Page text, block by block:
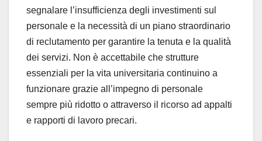
segnalare l’insufficienza degli investimenti sul
personale e la necessità di un piano straordinario
di reclutamento per garantire la tenuta e la qualità
dei servizi. Non è accettabile che strutture
essenziali per la vita universitaria continuino a
funzionare grazie all’impegno di personale
sempre più ridotto o attraverso il ricorso ad appalti
e rapporti di lavoro precari.